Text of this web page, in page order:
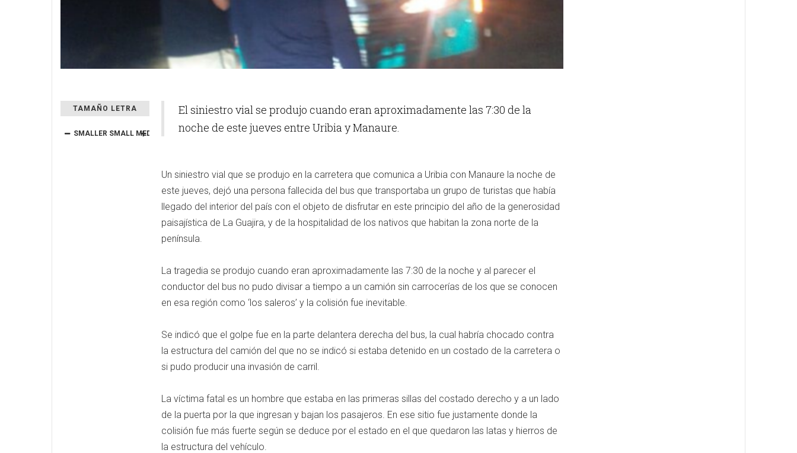
TAMAÑO LETRA
SMALLER SMALL MEDIUM BIG BIGGER
El siniestro vial se produjo cuando eran aproximadamente las 7:30 de la
noche de este jueves entre Uribia y Manaure.
Un siniestro vial que se produjo en la carretera que comunica a Uribia con Manaure la noche de
este jueves, dejó una persona fallecida del bus que transportaba un grupo de turistas que había
llegado del interior del país con el objeto de disfrutar en este principio del año de la generosidad
paisajística de La Guajira, y de la hospitalidad de los nativos que habitan la zona norte de la
península.
La tragedia se produjo cuando eran aproximadamente las 7:30 de la noche y al parecer el
conductor del bus no pudo divisar a tiempo a un camión sin carrocerías de los que se conocen
en esa región como ‘los saleros’ y la colisión fue inevitable.
Se indicó que el golpe fue en la parte delantera derecha del bus, la cual habría chocado contra
la estructura del camión del que no se indicó si estaba detenido en un costado de la carretera o
si pudo producir una invasión de carril.
La víctima fatal es un hombre que estaba en las primeras sillas del costado derecho y a un lado
de la puerta por la que ingresan y bajan los pasajeros. En ese sitio fue justamente donde la
colisión fue más fuerte según se deduce por el estado en el que quedaron las latas y hierros de
la estructura del vehículo.